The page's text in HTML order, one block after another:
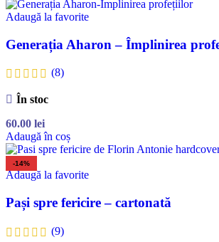
Adaugă la favorite
Generația Aharon – Împlinirea
(8)
În stoc
60.00 lei
Adaugă în coș
-14%
Adaugă la favorite
Pași spre fericire – cartonată
(9)